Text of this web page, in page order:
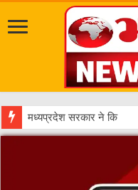
मध्यप्रदेश सरकार ने किसानों के